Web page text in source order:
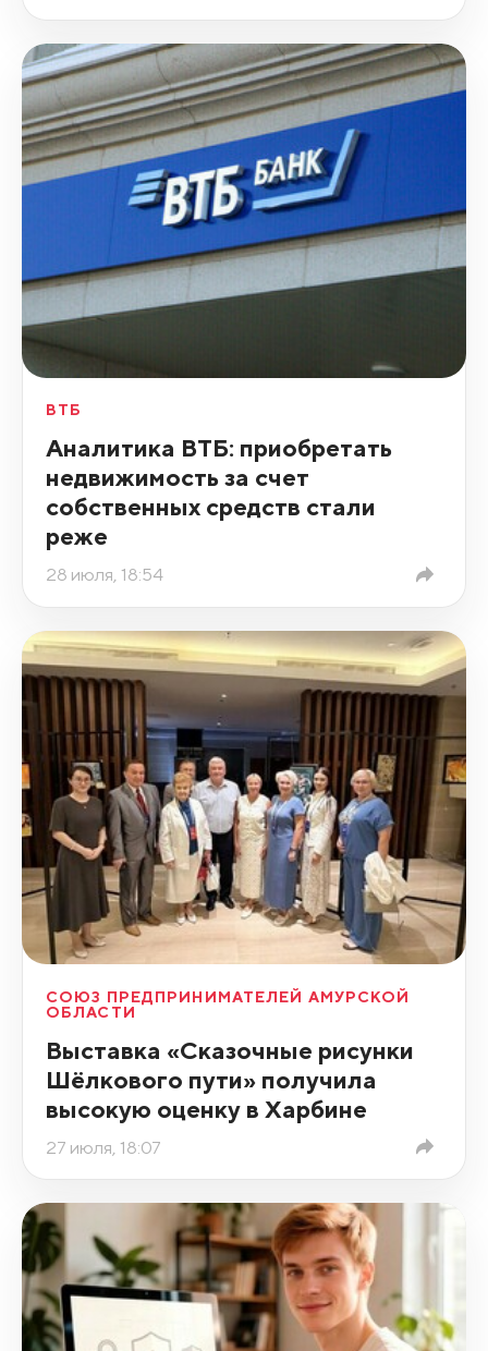
ВТБ
Аналитика ВТБ: приобретать
недвижимость за счет
собственных средств стали
реже
28 июля, 18:54
СОЮЗ ПРЕДПРИНИМАТЕЛЕЙ АМУРСКОЙ
ОБЛАСТИ
Выставка «Сказочные рисунки
Шёлкового пути» получила
высокую оценку в Харбине
27 июля, 18:07